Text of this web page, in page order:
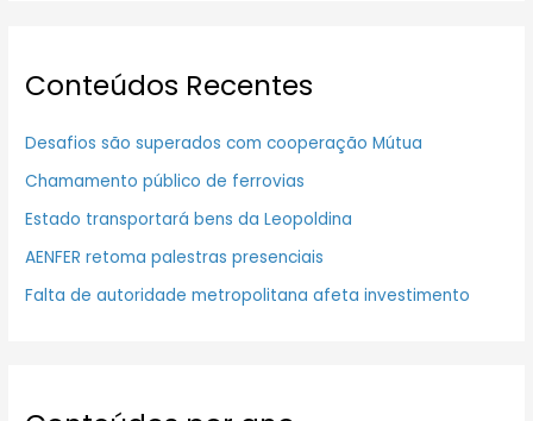
Conteúdos Recentes
Desafios são superados com cooperação Mútua
Chamamento público de ferrovias
Estado transportará bens da Leopoldina
AENFER retoma palestras presenciais
Falta de autoridade metropolitana afeta investimento